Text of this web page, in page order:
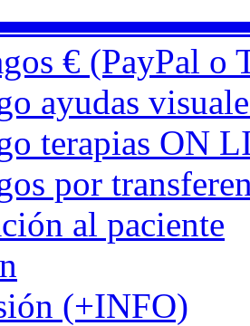
€ (PayPal o
ayudas
terapias ON
por
al paciente
(+INFO)